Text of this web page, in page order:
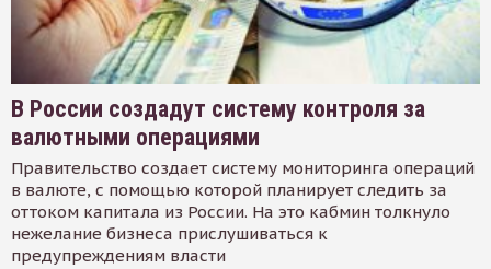
В России создадут систему контроля за
валютными операциями
Правительство создает систему мониторинга операций
в валюте, с помощью которой планирует следить за
оттоком капитала из России. На это кабмин толкнуло
нежелание бизнеса прислушиваться к
предупреждениям власти